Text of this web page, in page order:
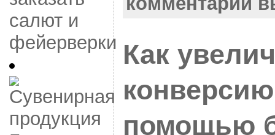
салют и
фейерверки Как
помощью